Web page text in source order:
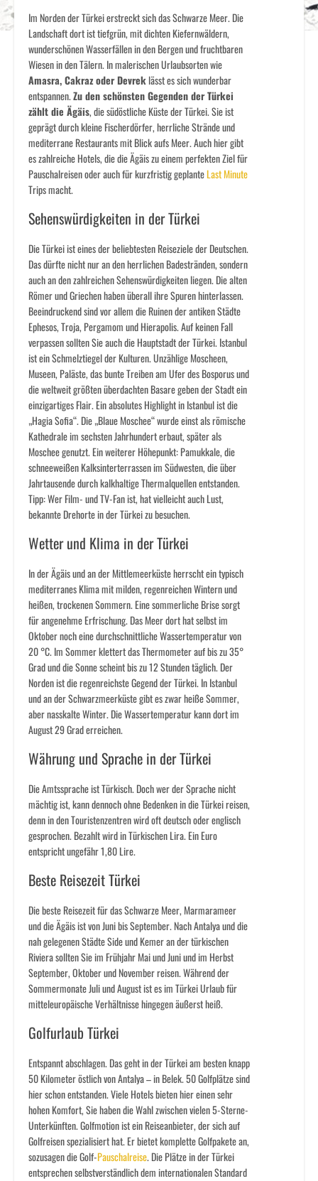
Im Norden der Türkei erstreckt sich das Schwarze Meer. Die
Landschaft dort ist tiefgrün, mit dichten Kiefernwäldern,
wunderschönen Wasserfällen in den Bergen und fruchtbaren
Wiesen in den Tälern. In malerischen Urlaubsorten wie
Amasra, Cakraz oder Devreklässt es sich wunderbar
entspannen.Zu den schönsten Gegenden der Türkei
zählt die Ägäis, die südöstliche Küste der Türkei. Sie ist
geprägt durch kleine Fischerdörfer, herrliche Strände und
mediterrane Restaurants mit Blick aufs Meer. Auch hier gibt
es zahlreiche Hotels, die die Ägäis zu einem perfekten Ziel für
Pauschalreisen oder auch für kurzfristig geplanteLast Minute
Trips macht.
Sehenswürdigkeiten in der Türkei
Die Türkei ist eines der beliebtesten Reiseziele der Deutschen.
Das dürfte nicht nur an den herrlichen Badestränden, sondern
auch an den zahlreichen Sehenswürdigkeiten liegen. Die alten
Römer und Griechen haben überall ihre Spuren hinterlassen.
Beeindruckend sind vor allem die Ruinen der antiken Städte
Ephesos, Troja, Pergamom und Hierapolis. Auf keinen Fall
verpassen sollten Sie auch die Hauptstadt der Türkei. Istanbul
ist ein Schmelztiegel der Kulturen. Unzählige Moscheen,
Museen, Paläste, das bunte Treiben am Ufer des Bosporus und
die weltweit größten überdachten Basare geben der Stadt ein
einzigartiges Flair. Ein absolutes Highlight in Istanbul ist die
„Hagia Sofia“. Die „Blaue Moschee“ wurde einst als römische
Kathedrale im sechsten Jahrhundert erbaut, später als
Moschee genutzt. Ein weiterer Höhepunkt: Pamukkale, die
schneeweißen Kalksinterterrassen im Südwesten, die über
Jahrtausende durch kalkhaltige Thermalquellen entstanden.
Tipp: Wer Film- und TV-Fan ist, hat vielleicht auch Lust,
bekannte Drehorte in der Türkei zu besuchen.
Wetter und Klima in der Türkei
In der Ägäis und an der Mittlemeerküste herrscht ein typisch
mediterranes Klima mit milden, regenreichen Wintern und
heißen, trockenen Sommern. Eine sommerliche Brise sorgt
für angenehme Erfrischung. Das Meer dort hat selbst im
Oktober noch eine durchschnittliche Wassertemperatur von
20 °C. Im Sommer klettert das Thermometer auf bis zu 35°
Grad und die Sonne scheint bis zu 12 Stunden täglich. Der
Norden ist die regenreichste Gegend der Türkei. In Istanbul
und an der Schwarzmeerküste gibt es zwar heiße Sommer,
aber nasskalte Winter. Die Wassertemperatur kann dort im
August 29 Grad erreichen.
Währung und Sprache in der Türkei
Die Amtssprache ist Türkisch. Doch wer der Sprache nicht
mächtig ist, kann dennoch ohne Bedenken in die Türkei reisen,
denn in den Touristenzentren wird oft deutsch oder englisch
gesprochen. Bezahlt wird in Türkischen Lira. Ein Euro
entspricht ungefähr 1,80 Lire.
Beste Reisezeit Türkei
Die beste Reisezeit für das Schwarze Meer, Marmarameer
und die Ägäis ist von Juni bis September. Nach Antalya und die
nah gelegenen Städte Side und Kemer an der türkischen
Riviera sollten Sie im Frühjahr Mai und Juni und im Herbst
September, Oktober und November reisen. Während der
Sommermonate Juli und August ist es im Türkei Urlaub für
mitteleuropäische Verhältnisse hingegen äußerst heiß.
Golfurlaub Türkei
Entspannt abschlagen. Das geht in der Türkei am besten knapp
50 Kilometer östlich von Antalya – in Belek. 50 Golfplätze sind
hier schon entstanden. Viele Hotels bieten hier einen sehr
hohen Komfort, Sie haben die Wahl zwischen vielen 5-Sterne-
Unterkünften. Golfmotion ist ein Reiseanbieter, der sich auf
Golfreisen spezialisiert hat. Er bietet komplette Golfpakete an,
sozusagen die Golf-Pauschalreise. Die Plätze in der Türkei
entsprechen selbstverständlich dem internationalen Standard